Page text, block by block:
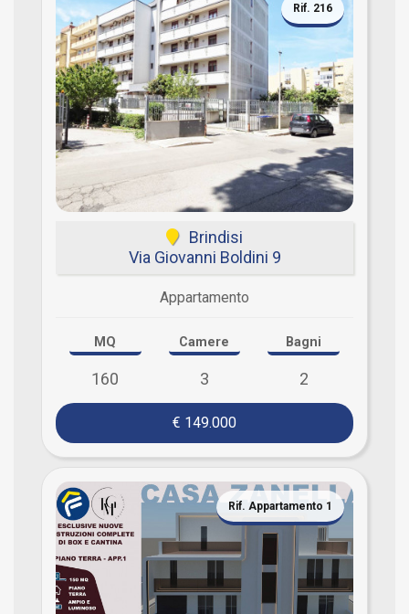
Rif. 216
Brindisi
Via Giovanni Boldini 9
Appartamento
MQ
160
Camere
3
Bagni
2
€ 149.000
Rif. Appartamento 1